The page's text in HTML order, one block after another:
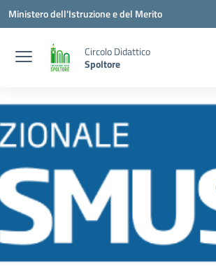
Vai ai contenuti
Vai al menu di navigazione
Vai al footer
Ministero dell'Istruzione e del Merito
Circolo Didattico
Spoltore